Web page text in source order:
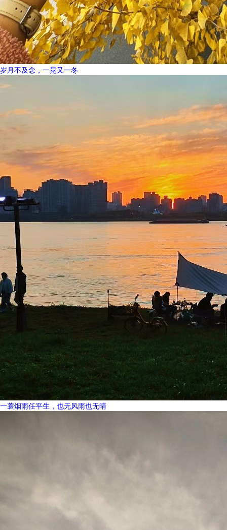
岁月不及念，一晃又一冬
一蓑烟雨任平生，也无风雨也无晴